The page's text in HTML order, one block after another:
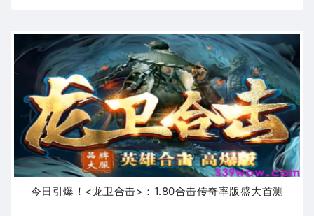
今日引爆！<龙卫合击>：1.80合击传奇率版盛大首测